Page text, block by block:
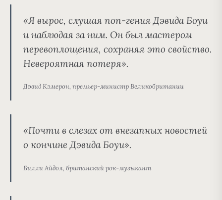
«Я вырос, слушая поп-гения Дэвида Боуи
и наблюдая за ним. Он был мастером
перевоплощения, сохраняя это свойство.
Невероятная потеря».
Дэвид Кэмерон, премьер-министр Великобритании
«Почти в слезах от внезапных новостей
о кончине Дэвида Боуи».
Билли Айдол, британский рок-музыкант